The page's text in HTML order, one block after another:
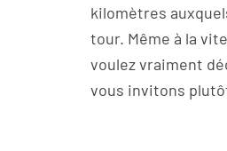
kilomètres
tour. Même à la
voulez vraiment
vous invitons